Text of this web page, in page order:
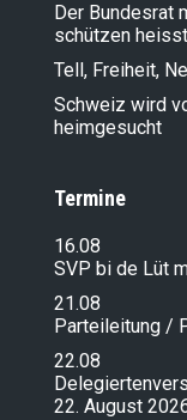
Der Bundesrat
schützen
Tell, Freiheit,
Schweiz wird
heimgesucht
Termine
16.08
SVP bi de Lüt
21.08
Parteileitung /
22.08
22. August